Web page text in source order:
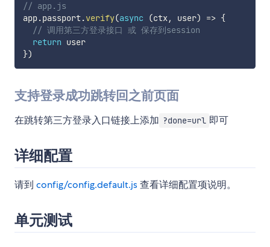
// app.js
app.passport.verify(async (ctx, user) => {
// 调用第三方登录接口 或 保存到session
return
user
})
支持登录成功跳转回之前页面
在跳转第三方登录入口链接上添加 ?done=url 即可
详细配置
请到 config/config.default.js查看详细配置项说明。
单元测试